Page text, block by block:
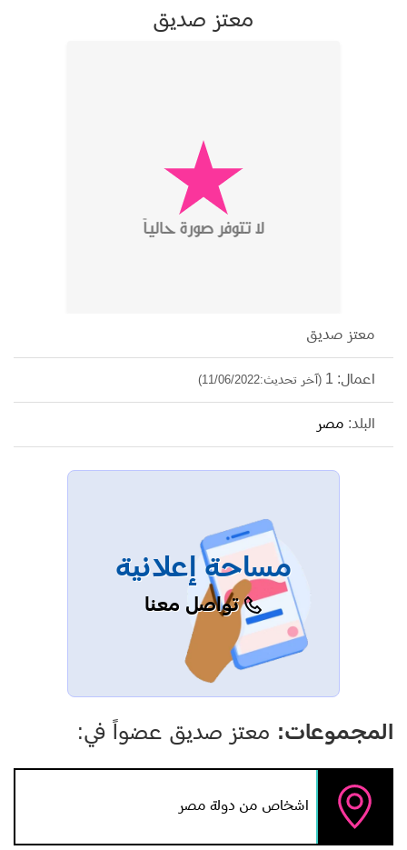
معتز صديق
معتز صديق
اعمال: 1 (آخر تحديث:11/06/2022)
البلد: مصر
مساحة إعلانية
تواصل معنا
المجموعات: معتز صديق عضواً في:
اشخاص من دولة مصر